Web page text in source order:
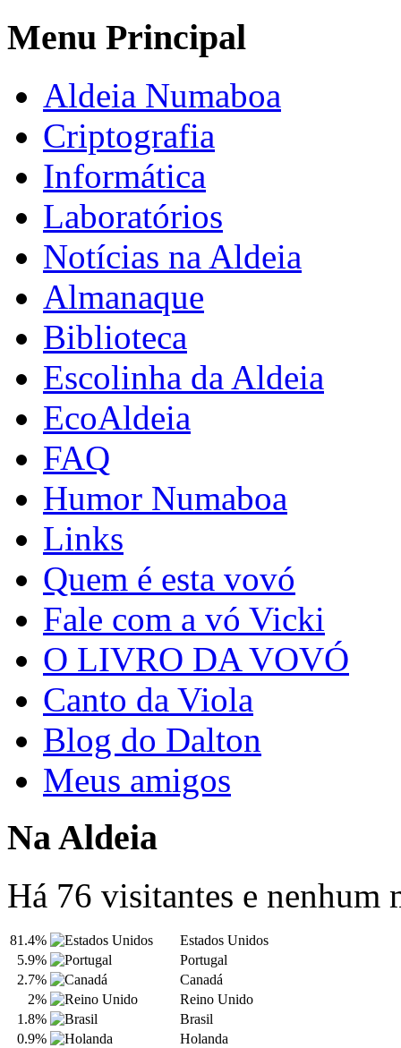
Menu Principal
Aldeia Numaboa
Criptografia
Informática
Laboratórios
Notícias na Aldeia
Almanaque
Biblioteca
Escolinha da Aldeia
EcoAldeia
FAQ
Humor Numaboa
Links
Quem é esta vovó
Fale com a vó Vicki
O LIVRO DA VOVÓ
Canto da Viola
Blog do Dalton
Meus amigos
Na Aldeia
Há 76 visitantes e nenhum
81.4%
Estados Unidos
5.9%
Portugal
2.7%
Canadá
2%
Reino Unido
1.8%
Brasil
0.9%
Holanda